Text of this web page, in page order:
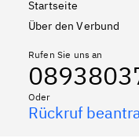
Startseite
Über den Verbund
Rufen Sie uns an
Oder
Rückruf